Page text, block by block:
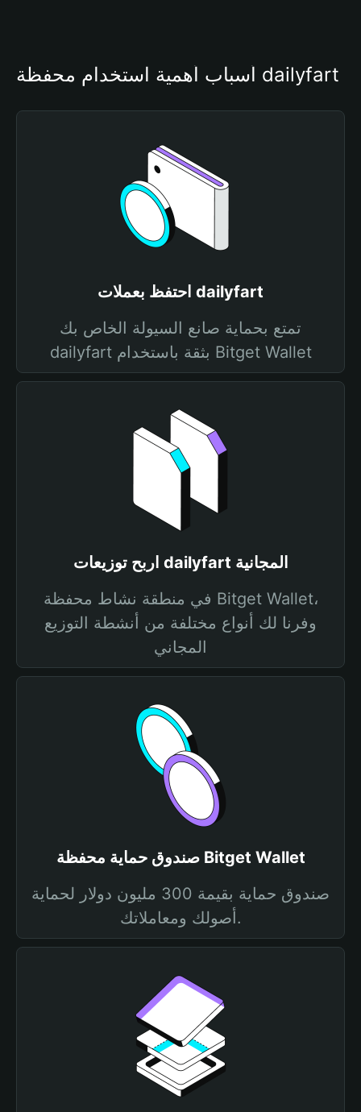
أسباب أهمية استخدام محفظة dailyfart
احتفظ بعملات dailyfart
تمتع بحماية صانع السيولة الخاص بك
dailyfart بثقة باستخدام Bitget Wallet
اربح توزيعات dailyfart المجانية
في منطقة نشاط محفظة Bitget Wallet،
وفرنا لك أنواع مختلفة من أنشطة التوزيع
المجاني
صندوق حماية محفظة Bitget Wallet
صندوق حماية بقيمة 300 مليون دولار لحماية
أصولك ومعاملاتك.